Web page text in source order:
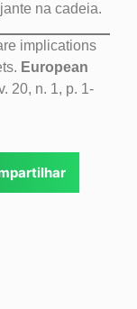
na cadeia.
implications
European
20, n. 1, p. 1-